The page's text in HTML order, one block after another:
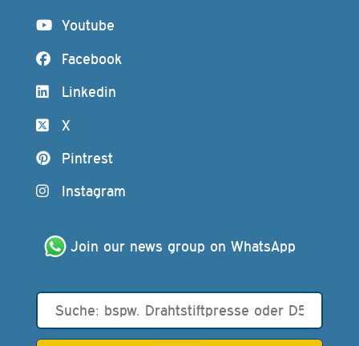
Youtube
Facebook
Linkedin
X
Pintrest
Instagram
Join our news group on WhatsApp